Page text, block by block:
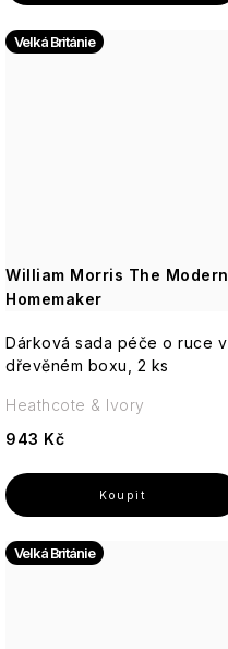
William Morris The Modern
Homemaker
Velká Británie
Dárková sada péče o ruce v
dřevěném boxu, 2 ks
943 Kč
Heathcote & Ivory
Velká Británie